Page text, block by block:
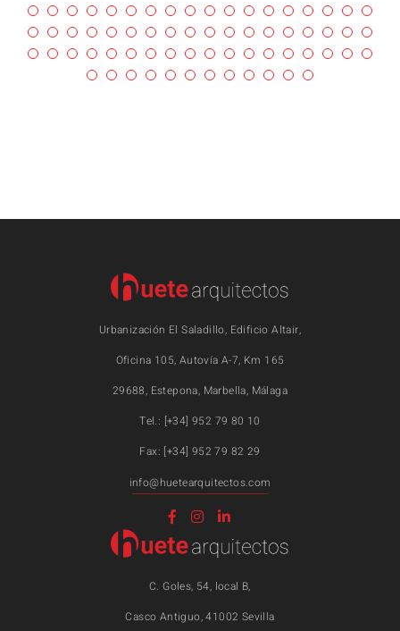
Urbanización El Saladillo, Edificio Altair,
Oficina 105, Autovía A-7, Km 165
29688, Estepona, Marbella, Málaga
Tel.: [+34] 952 79 80 10
Fax: [+34] 952 79 82 29
info@huetearquitectos.com
C. Goles, 54, local B,
Casco Antiguo, 41002 Sevilla